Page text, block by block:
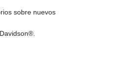
sobre nuevos